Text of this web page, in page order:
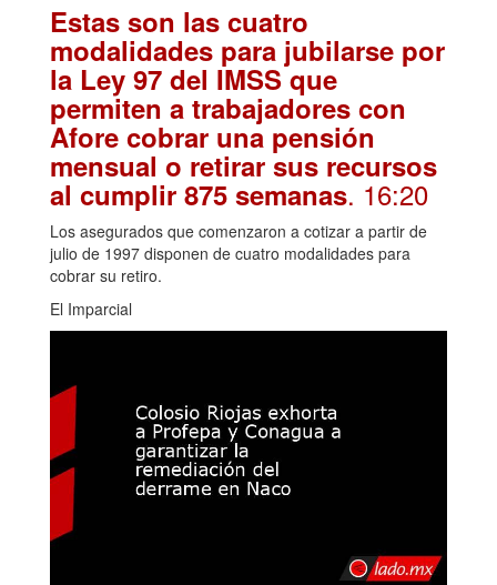
Estas son las cuatro
modalidades para jubilarse por
la Ley 97 del IMSS que
permiten a trabajadores con
Afore cobrar una pensión
mensual o retirar sus recursos
al cumplir 875 semanas. 16:20
Los asegurados que comenzaron a cotizar a partir de
julio de 1997 disponen de cuatro modalidades para
cobrar su retiro.
El Imparcial